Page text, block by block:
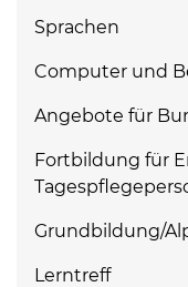
Sprachen
Computer und
Angebote für
Fortbildung für
Grundbildung/
Lerntreff